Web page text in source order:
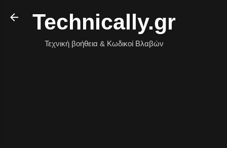
Μετάβαση στο κύριο περιεχόμενο
Technically.gr
Τεχνική βοήθεια & Κωδικοί Βλαβών